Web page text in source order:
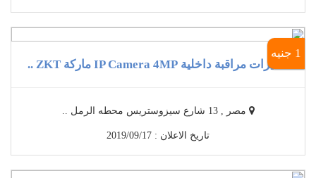
1 جنيه
كاميرات مراقبة داخلية IP Camera 4MP ماركة ZKT ..
مصر , 13 شارع سيزوستريس محطه الرمل ..
تاريخ الاعلان : 2019/09/17